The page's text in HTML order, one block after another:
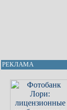
РЕКЛАМА